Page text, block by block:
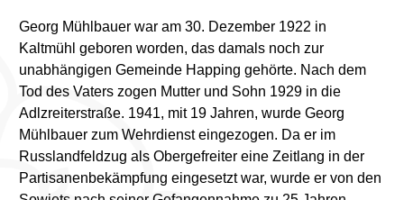
Georg Mühlbauer war am 30. Dezember 1922 in
Kaltmühl geboren worden, das damals noch zur
unabhängigen Gemeinde Happing gehörte. Nach dem
Tod des Vaters zogen Mutter und Sohn 1929 in die
Adlzreiterstraße. 1941, mit 19 Jahren, wurde Georg
Mühlbauer zum Wehrdienst eingezogen. Da er im
Russlandfeldzug als Obergefreiter eine Zeitlang in der
Partisanenbekämpfung eingesetzt war, wurde er von den